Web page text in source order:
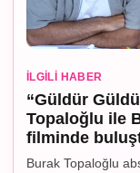
İLGILI HABER
“Güldür
Topaloğlu ile
filminde
Burak Topaloğlu